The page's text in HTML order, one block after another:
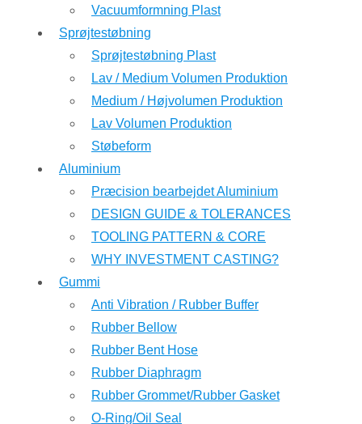
Vacuumformning Plast
Sprøjtestøbning
Sprøjtestøbning Plast
Lav / Medium Volumen Produktion
Medium / Højvolumen Produktion
Lav Volumen Produktion
Støbeform
Aluminium
Præcision bearbejdet Aluminium
DESIGN GUIDE & TOLERANCES
TOOLING PATTERN & CORE
WHY INVESTMENT CASTING?
Gummi
Anti Vibration / Rubber Buffer
Rubber Bellow
Rubber Bent Hose
Rubber Diaphragm
Rubber Grommet/Rubber Gasket
O-Ring/Oil Seal